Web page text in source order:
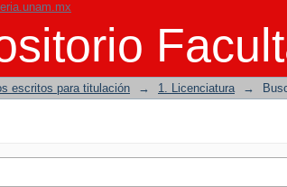
escritos para titulación → 1. Licenciatura →